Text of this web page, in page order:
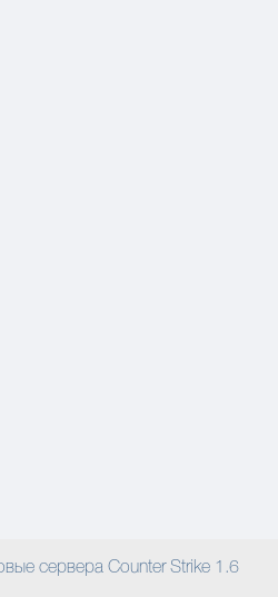
сервера Counter Strike 1.6